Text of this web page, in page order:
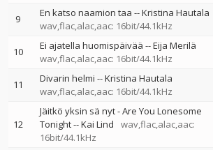
9 En katso naamion taa --Kristina Hautala
wav,flac,alac,aac: 16bit/44.1kHz
10 Ei ajatella huomispäivää --Eija Merilä
wav,flac,alac,aac: 16bit/44.1kHz
11 Divarin helmi --Kristina Hautala
wav,flac,alac,aac: 16bit/44.1kHz
12
Jäitkö yksin sä nyt - Are You Lonesome
Tonight--Kai Lind
wav,flac,alac,aac:
16bit/44.1kHz